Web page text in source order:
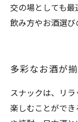
交の場としても最
飲み方やお酒選び
多彩なお酒が
スナックは、リ
楽しむことがで